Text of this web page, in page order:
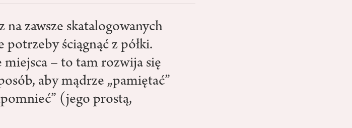
na zawsze skatalogowanych
ściągnąć z półki.
miejsca – to tam rozwija się
aby mądrze „pamiętać”
(jego prostą,